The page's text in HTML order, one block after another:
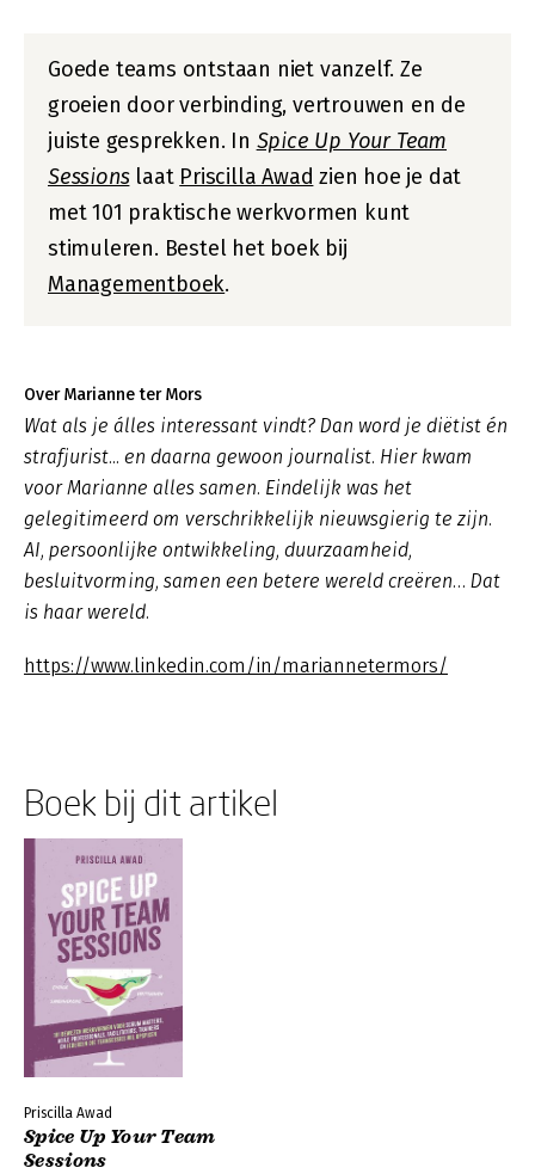
Goede teams ontstaan niet vanzelf. Ze
groeien door verbinding, vertrouwen en de
juiste gesprekken. In Spice Up Your Team
Sessionslaat Priscilla Awad zien hoe je dat
met 101 praktische werkvormen kunt
stimuleren. Bestel het boek bij
Managementboek.
Over Marianne ter Mors
Wat als je álles interessant vindt? Dan word je diëtist én
strafjurist... en daarna gewoon journalist. Hier kwam
voor Marianne alles samen. Eindelijk was het
gelegitimeerd om verschrikkelijk nieuwsgierig te zijn.
AI, persoonlijke ontwikkeling, duurzaamheid,
besluitvorming, samen een betere wereld creëren… Dat
is haar wereld.
https://www.linkedin.com/in/mariannetermors/
Boek bij dit artikel
Priscilla Awad
Spice Up Your Team
Sessions